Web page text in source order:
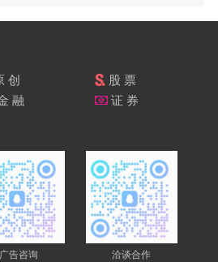
创
股 票
融
证 券
广告咨询 洽谈合作